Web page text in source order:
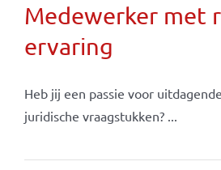
Medewerker met
ervaring
Heb jij een passie voor
juridische vraagstukken? ...